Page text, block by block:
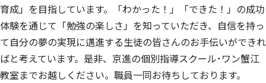
育成」を目指しています。「わかった！」「できた！」の成功
体験を通じて「勉強の楽しさ」を知っていただき、自信を持っ
て自分の夢の実現に邁進する生徒の皆さんのお手伝いができれ
ばと考えています。是非、京進の個別指導スクール･ワン蟹江
教室までお越しください。職員一同お待ちしております。